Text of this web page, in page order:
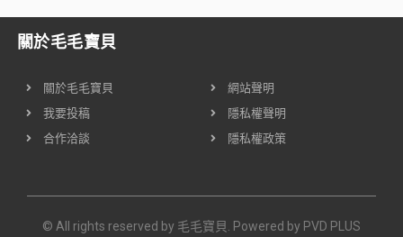
關於毛毛寶貝
關於毛毛寶貝
我要投稿
合作洽談
網站聲明
隱私權聲明
隱私權政策
© All rights reserved by 毛毛寶貝. Powered by PVD PLUS